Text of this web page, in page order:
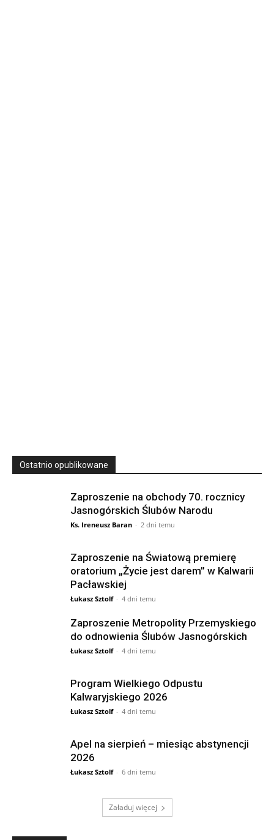
Ostatnio opublikowane
Zaproszenie na obchody 70. rocznicy
Jasnogórskich Ślubów Narodu
Ks. Ireneusz Baran - 2 dni temu
Zaproszenie na Światową premierę
oratorium „Życie jest darem” w Kalwarii
Pacławskiej
Łukasz Sztolf - 4 dni temu
Zaproszenie Metropolity Przemyskiego
do odnowienia Ślubów Jasnogórskich
Łukasz Sztolf - 4 dni temu
Program Wielkiego Odpustu
Kalwaryjskiego 2026
Łukasz Sztolf - 4 dni temu
Apel na sierpień – miesiąc abstynencji
2026
Łukasz Sztolf - 6 dni temu
Załaduj więcej